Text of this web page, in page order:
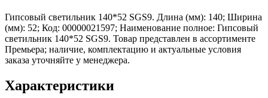
Гипсовый светильник 140*52 SGS9. Длина (мм): 140; Ширина
(мм): 52; Код: 00000021597; Наименование полное: Гипсовый
светильник 140*52 SGS9. Товар представлен в ассортименте
Премьера; наличие, комплектацию и актуальные условия
заказа уточняйте у менеджера.
Характеристики